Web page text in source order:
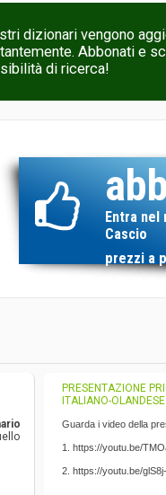
dizionari vengono
Abbonati e
di ricerca!
Entra
Cascio
prezzi a
PRESENTAZIONE
ITALIANO-
Guarda i video della
1. https://youtu.be/
2. https://youtu.be/